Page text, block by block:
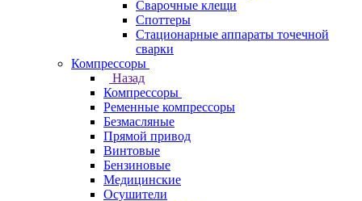
Сварочные клещи
Споттеры
Стационарные аппараты точечной
сварки
Компрессоры
Назад
Компрессоры
Ременные компрессоры
Безмасляные
Прямой привод
Винтовые
Бензиновые
Медицинские
Осушители